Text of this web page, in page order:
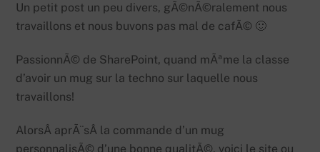
Un petit post un peu divers, gÃ©nÃ©ralement nous
travaillons et nous buvons pas mal de cafÃ© 🙂
PassionnÃ© de SharePoint, quand mÃªme la classe
d’avoir un mug sur la techno sur laquelle nous
travaillons!
AlorsÂ aprÃ¨sÂ la commande d’un mug
personnalisÃ© d’une bonne qualitÃ©, voici le site ou